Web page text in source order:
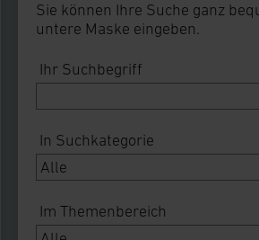
Sie können Ihre Suche ganz
untere Maske eingeben.
Ihr Suchbegriff
In Suchkategorie
Im Themenbereich